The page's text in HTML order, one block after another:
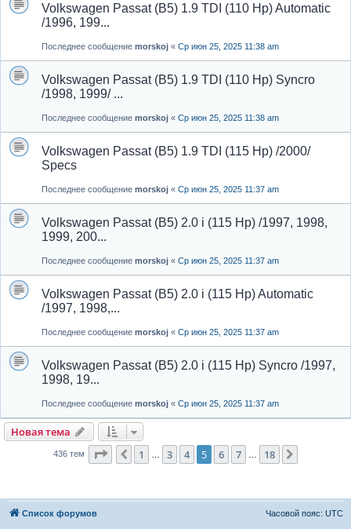
Volkswagen Passat (B5) 1.9 TDI (110 Hp) Automatic
/1996, 199...
Последнее сообщение morskoj « Ср июн 25, 2025 11:38 am
Volkswagen Passat (B5) 1.9 TDI (110 Hp) Syncro
/1998, 1999/ ...
Последнее сообщение morskoj « Ср июн 25, 2025 11:38 am
Volkswagen Passat (B5) 1.9 TDI (115 Hp) /2000/
Specs
Последнее сообщение morskoj « Ср июн 25, 2025 11:37 am
Volkswagen Passat (B5) 2.0 i (115 Hp) /1997, 1998,
1999, 200...
Последнее сообщение morskoj « Ср июн 25, 2025 11:37 am
Volkswagen Passat (B5) 2.0 i (115 Hp) Automatic
/1997, 1998,...
Последнее сообщение morskoj « Ср июн 25, 2025 11:37 am
Volkswagen Passat (B5) 2.0 i (115 Hp) Syncro /1997,
1998, 19...
Последнее сообщение morskoj « Ср июн 25, 2025 11:37 am
Новая тема
436 тем Страница из 18
Пред.
1 3 4 5 6 7 18
Список форумов Часовой пояс: UTC